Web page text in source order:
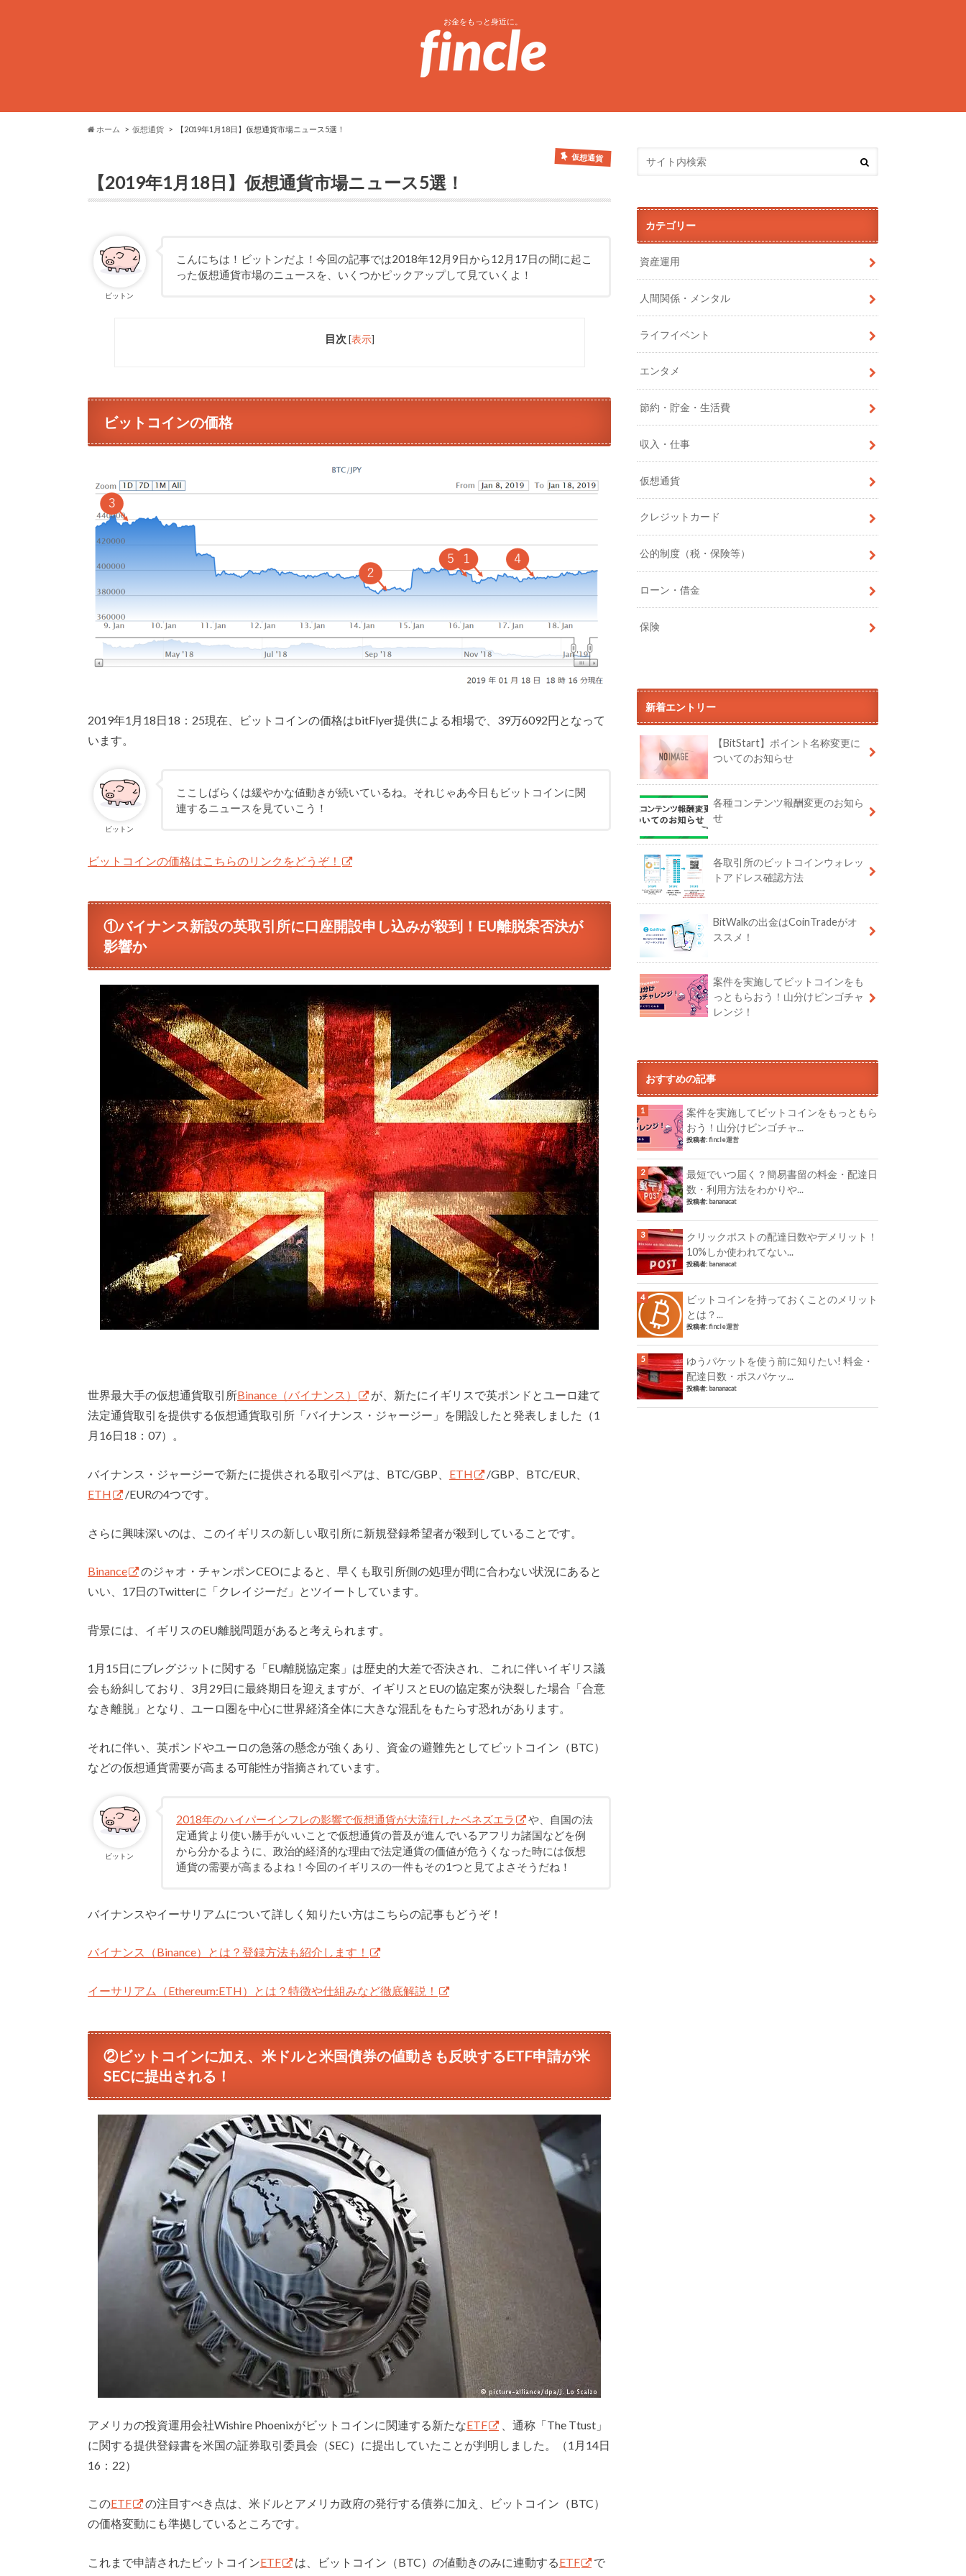
お金をもっと身近に。
ホーム 仮想通貨 【2019年1月18日】仮想通貨市場ニュース5選！
仮想通貨
【2019年1月18日】仮想通貨市場ニュース5選！
ビットン
こんにちは！ビットンだよ！今回の記事では2018年12月9日から12月17日の間に起こ
った仮想通貨市場のニュースを、いくつかピックアップして見ていくよ！
目次 [表示]
ビットコインの価格
2019年1月18日18：25現在、ビットコインの価格はbitFlyer提供による相場で、39万6092円となって
います。
ビットン
ここしばらくは緩やかな値動きが続いているね。それじゃあ今日もビットコインに関
連するニュースを見ていこう！
ビットコインの価格はこちらのリンクをどうぞ！
①バイナンス新設の英取引所に口座開設申し込みが殺到！EU離脱案否決が
影響か
世界最大手の仮想通貨取引所Binance（バイナンス）
が、新たにイギリスで英ポンドとユーロ建て
法定通貨取引を提供する仮想通貨取引所「バイナンス・ジャージー」を開設したと発表しました（1
月16日18：07）。
バイナンス・ジャージーで新たに提供される取引ペアは、BTC/GBP、 ETH
/GBP、BTC/EUR、
ETH
/EURの4つです。
さらに興味深いのは、このイギリスの新しい取引所に新規登録希望者が殺到していることです。
Binance
のジャオ・チャンポンCEOによると、早くも取引所側の処理が間に合わない状況にあると
いい、17日のTwitterに「クレイジーだ」とツイートしています。
背景には、イギリスのEU離脱問題があると考えられます。
1月15日にブレグジットに関する「EU離脱協定案」は歴史的大差で否決され、これに伴いイギリス議
会も紛糾しており、3月29日に最終期日を迎えますが、イギリスとEUの協定案が決裂した場合「合意
なき離脱」となり、ユーロ圏を中心に世界経済全体に大きな混乱をもたらす恐れがあります。
それに伴い、英ポンドやユーロの急落の懸念が強くあり、資金の避難先としてビットコイン（BTC）
などの仮想通貨需要が高まる可能性が指摘されています。
ビットン
2018年のハイパーインフレの影響で仮想通貨が大流行したベネズエラ
や、自国の法
定通貨より使い勝手がいいことで仮想通貨の普及が進んでいるアフリカ諸国などを例
から分かるように、政治的経済的な理由で法定通貨の価値が危うくなった時には仮想
通貨の需要が高まるよね！今回のイギリスの一件もその1つと見てよさそうだね！
バイナンスやイーサリアムについて詳しく知りたい方はこちらの記事もどうぞ！
バイナンス（Binance）とは？登録方法も紹介します！
イーサリアム（Ethereum:ETH）とは？特徴や仕組みなど徹底解説！
②ビットコインに加え、米ドルと米国債券の値動きも反映するETF申請が米
SECに提出される！
アメリカの投資運用会社Wishire Phoenixがビットコインに関連する新たなETF
、通称「The Ttust」
に関する提供登録書を米国の証券取引委員会（SEC）に提出していたことが判明しました。（1月14日
16：22）
このETF
の注目すべき点は、米ドルとアメリカ政府の発行する債券に加え、ビットコイン（BTC）
の価格変動にも準拠しているところです。
これまで申請されたビットコインETF は、ビットコイン（BTC）の値動きのみに連動するETF
で
カテゴリー
資産運用
人間関係・メンタル
ライフイベント
エンタメ
節約・貯金・生活費
収入・仕事
仮想通貨
クレジットカード
公的制度（税・保険等）
ローン・借金
保険
新着エントリー
【BitStart】ポイント名称変更に
ついてのお知らせ
各種コンテンツ報酬変更のお知ら
せ
各取引所のビットコインウォレッ
トアドレス確認方法
BitWalkの出金はCoinTradeがオ
ススメ！
案件を実施してビットコインをも
っともらおう！山分けビンゴチャ
レンジ！
おすすめの記事
案件を実施してビットコインをもっともら
おう！山分けビンゴチャ...
投稿者:fincle運営
最短でいつ届く？簡易書留の料金・配達日
数・利用方法をわかりや...
投稿者: bananacat
クリックポストの配達日数やデメリット！
10%しか使われてない...
投稿者: bananacat
ビットコインを持っておくことのメリット
とは？...
投稿者:fincle運営
ゆうパケットを使う前に知りたい! 料金・
配達日数・ポスパケッ...
投稿者: bananacat